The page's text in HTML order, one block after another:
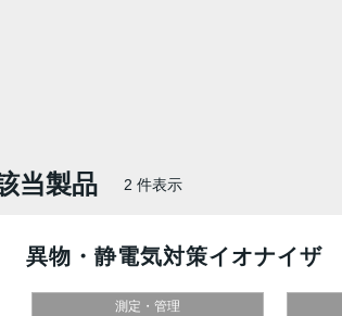
当製品 2 件表示
異物・静電気対策イオナイザ
測定・管理